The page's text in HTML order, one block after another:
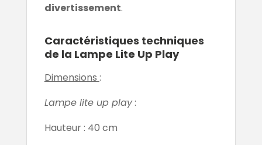
divertissement.
Caractéristiques techniques
de la Lampe Lite Up Play
Dimensions :
Lampe lite up play:
Hauteur : 40 cm